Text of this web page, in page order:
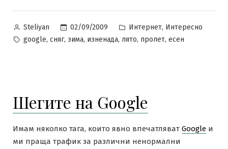
Posted
by
Steliyan 02/09/2009
Posted
in
Интернет, Интересно
Tags:
google, сняг, зима, изненада, лято, пролет, есен
Шегите на Google
Имам няколко тага, които явно впечатляват Google и
ми праща трафик за различни ненормални